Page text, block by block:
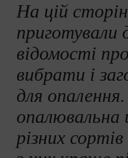
На цій
приготували
відомості
вибрати і
для
опалювальна
різних